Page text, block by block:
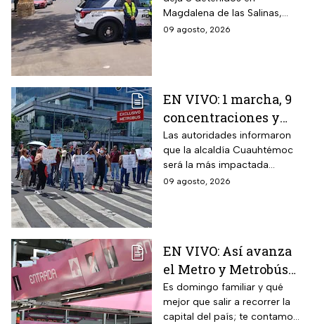
Magdalena de las Salinas,
GAM. Vecina denuncia intento
09 agosto, 2026
EN VIVO: 1 marcha, 9
concentraciones y
eventos en CDMX hoy
domingo 9 de agosto
Las autoridades informaron
que la alcaldía Cuauhtémoc
será la más impactada
durante este domingo; sigue
09 agosto, 2026
EN VIVO: Así avanza
el Metro y Metrobús
CDMX hoy domingo 9
de agosto
Es domingo familiar y qué
mejor que salir a recorrer la
capital del país; te contamos